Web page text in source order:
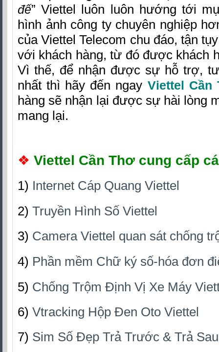
đế” Viettel luôn luôn hướng tới
hình ảnh công ty chuyên nghiệp
của Viettel Telecom chu đáo, tận
với khách hàng, từ đó được khách
Vì thế, để nhận được sự hỗ trợ,
nhất thì hãy đến ngay Viettel Cần
hàng sẽ nhận lại được sự hài lòng
mang lại.
❖ Viettel Cần Thơ cung cấp
1) Internet Cáp Quang Viettel
2) Truyền Hình Số Viettel
3) Camera Viettel quan sát chống
4) Phần mềm Chữ ký số-hóa đơn
5) Chống Trộm Định Vị Xe Máy
6) Vtracking Hộp Đen Oto Viettel
7) Sim Số Đẹp Trả Trước & Trả